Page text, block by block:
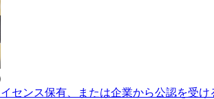
イセンス保有、または企業から公認を受